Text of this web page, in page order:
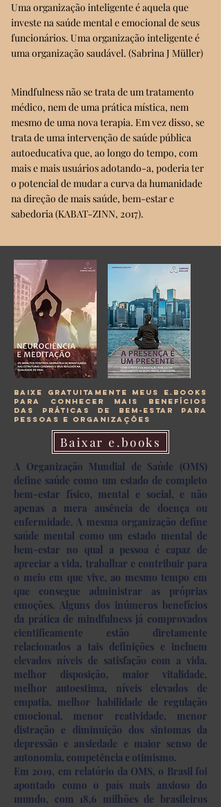
Uma organização inteligente é aquela que
investe na saúde mental e emocional de seus
funcionários. Uma organização inteligente é
uma organização saudável. (Sabrina J Müller)
Mindfulness não se trata de um tratamento
médico, nem de uma prática mística, nem
mesmo de uma nova terapia. Em vez disso, se
trata de uma intervenção de saúde pública
autoeducativa que, ao longo do tempo, com
mais e mais usuários adotando-a, poderia ter
o potencial de mudar a curva da humanidade
na direção de mais saúde, bem-estar e
sabedoria (KABAT-ZINN, 2017).
baixe gratuitamente meus e.books
para conhecer mais benefícios
das práticas de bem-estar para
pessoas e organizações
Baixar e.books
A Organização Mundial de Saúde (OMS)
define saúde como um estado de completo
bem-estar físico, mental e social, e não
apenas a mera ausência de doença ou
enfermidade. A mesma organização define
saúde mental como um estado mental de
bem-estar no qual a pessoa é capaz de
apreciar a vida, trabalhar e contribuir para
o meio em que vive, ao mesmo tempo em
que consegue administrar as próprias
emoções. Alguns dos inúmeros benefícios
da prática de mindfulness já comprovados
cientificamente estão diretamente
relacionados a tais definições e incluem
elevados níveis de satisfação com a vida,
melhor disposição, maior vitalidade,
melhor autoestima, níveis elevados de
empatia, melhor habilidade de regulação
emocional, menor reatividade, menor
distração e diminuição dos sintomas da
depressão e ansiedade e maior senso de
autonomia, competência e otimismo.
Em 2019, em relatório da OMS, o Brasil foi
apontado como o país mais ansioso do
mundo, com 18,6 milhões de brasileiros